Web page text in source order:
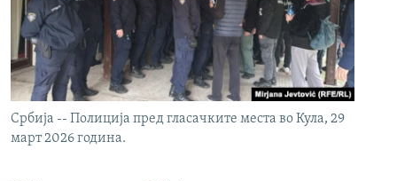
Србија -- Полиција пред гласачките места во Кула, 29
март 2026 година.